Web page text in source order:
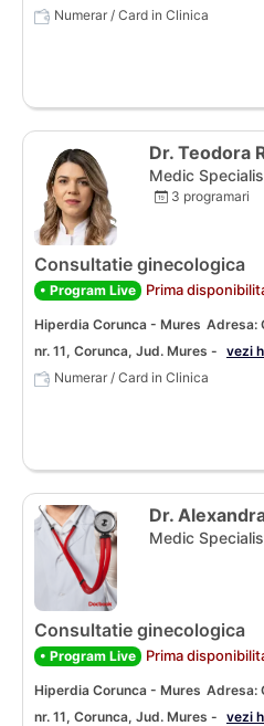
Numerar / Card in Clinica
Dr. Teodora
Medic
3 programari
Consultatie ginecologica
• Program Live Prima
Hiperdia Corunca - Mures Adresa:
nr. 11, Corunca, Jud. Mures - vezi
Numerar / Card in Clinica
Dr.
Medic
Consultatie ginecologica
• Program Live Prima
Hiperdia Corunca - Mures Adresa:
nr. 11, Corunca, Jud. Mures - vezi